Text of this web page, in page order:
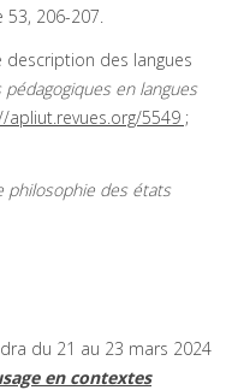
53, 206-207.
description des langues
en langues
apliut.revues.org/5549 ;
philosophie des états
du 21 au 23 mars 2024
en contextes